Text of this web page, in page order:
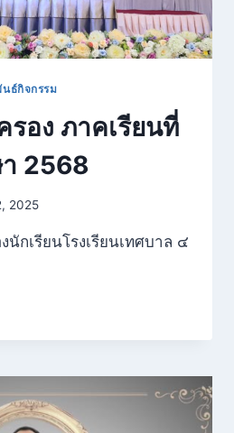
ธ์กิจกรรม
อง ภาคเรียนที่
2568
2025
นักเรียนโรงเรียนเทศบาล ๔